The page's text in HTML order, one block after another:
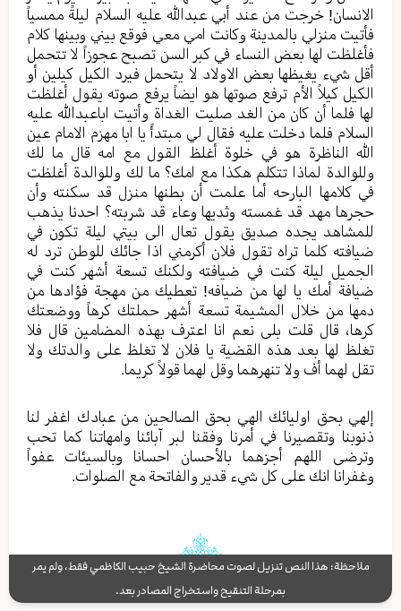
الانسان! خرجت من عند أبي عبدالله علیه السلام لیلةً ممسیاً
فأتيت منزلي بالمدینة وکانت امي معي فوقع بیني وبینها کلام
فأغلظت لها بعض النساء في کبر السن تصبح عجوزاً لا تتحمل
أقل شيء یغیظها بعض الاولاد لا یتحمل فیرد الکیل کیلین أو
الکیل کیلاً الأم ترفع صوتها هو ایضاً یرفع صوته یقول أغلظت
لها فلما أن کان من الغد صلیت الغداة وأتيت اباعبدالله علیه
السلام فلما دخلت علیه فقال لي مبتدأً یا ابا مهزم الامام عین
الله الناظرة هو في خلوة أغلظ القول مع امه قال ما لك
وللوالدة لماذا تتکلم هکذا مع امك؟ ما لك وللوالدة أغلظت
في کلامها البارحه أما علمت أن بطنها منزل قد سکنته وأن
حجرها مهد قد غمسته وثدیها وعاء قد شربته؟ احدنا یذهب
للمشاهد یجده صدیق یقول تعال الی بیتي لیلة تکون في
ضیافته کلما تراه تقول فلان أکرمني اذا جائك للوطن ترد له
الجمیل لیلة كنت في ضیافته ولکنك تسعة أشهر کنت في
ضیافة أمك یا لها من ضیافه! تعطیك من مهجة فؤادها من
دمها من خلال المشیمة تسعة أشهر حملتك کرهاً ووضعتك
کرها، قال قلت بلی نعم انا اعترف بهذه المضامین قال فلا
تغلظ لها بعد هذه القضیة یا فلان لا تغلظ علی والدتك ولا
تقل لهما أف ولا تنهرهما وقل لهما قولاً کریما.
إلهي بحق اولیائك الهي بحق الصالحین من عبادك اغفر لنا
ذنوبنا وتقصیرنا في أمرنا وفقنا لبر آبائنا وامهاتنا کما تحب
وترضی اللهم أجزهما بالأحسان احسانا وبالسیئات عفواً
وغفرانا انك علی کل شيء قدیر والفاتحة مع الصلوات.
ملاحظة: هذا النص تنزيل لصوت محاضرة الشيخ حبيب الكاظمي فقط، ولم يمر
بمرحلة التنقيح واستخراج المصادر بعد.